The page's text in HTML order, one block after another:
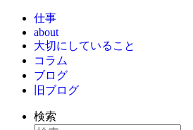
仕事
about
大切にしていること
コラム
ブログ
旧ブログ
検索